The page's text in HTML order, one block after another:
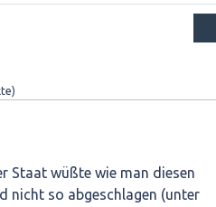
Staat wüßte wie man diesen
nicht so abgeschlagen (unter